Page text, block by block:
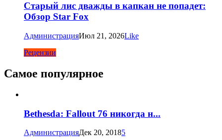
Старый лис дважды в капкан не попадет:
Обзор Star Fox
АдминистрацияИюл 21, 2026Like
Рецензии
Самое популярное
Bethesda: Fallout 76 никогда н...
АдминистрацияДек 20, 20185